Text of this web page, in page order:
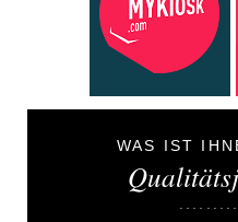
WAS IST